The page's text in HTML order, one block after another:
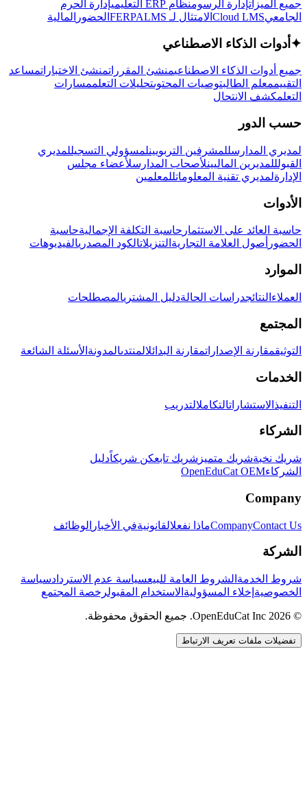
جميع الميزاتإدارة الرسومنظام ERP التعليمي
إدارة الحرم
الجامعيCloud LMS الامتثال لـ FERPA LMS الحضور المالية
✦ أدوات الذكاء الاصطناعي
جميع أدوات الذكاء الاصطناعيمنشئ المقرراتمنشئ الاختباراتمساعد
التقييممعلم الطالبتوصيات المحتوىتحليلات التعلممسارات
التعلمكشف الانتحال
حسب الدور
لمديري المدارسللمشرفين التربويينلمسؤولي التسجيللمديري
القبولللمديرين الماليينلأصحاب المدارسلأعضاء مجلس
الإدارةلمديري تقنية المعلوماتللمعلمين
الأدوات
حاسبة العائد على الاستثمار حاسبة التكلفة الإجماليةحاسبة
الحضور أصول العلامة التجارية التنزيلاتالكود المصدريالفيديوهات
الموارد
العملاء النتائجدراسات الحالةدليل المشتريالمصطلحات
المجتمع
التوثيقمقارنة الإصداراتمقارنة البدائلالمنتدىالمدونة الأسئلة الشائعة
الخدمات
التنفيذ الاستشاراتالتكاملالتدريب
الشركاء
شريك نخبةشريك متميز شريك تابعكن شريكاًدليل
الشركاءOpenEduCat OEM
Company
CompanyContact Us ماذا نفعلالقانونيةفي الأخبار الوظائف
الشركة
شروط الخدمة الشروط العامة للبيعسياسة عدم الاستردادسياسة
الخصوصية إخلاء المسؤولية الاستخدام المقبولرخصة المجتمع
© 2026 OpenEduCat Inc. جميع الحقوق محفوظة.
تفضيلات ملفات تعريف الارتباط